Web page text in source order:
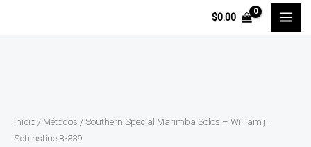
$0.00
Inicio / Métodos / Southern Special Marimba Solos – William j.
Schinstine B-339
Marimba
Solos